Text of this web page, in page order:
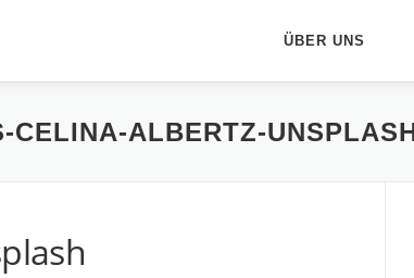
ÜBER UNS
CELINA-ALBERTZ-